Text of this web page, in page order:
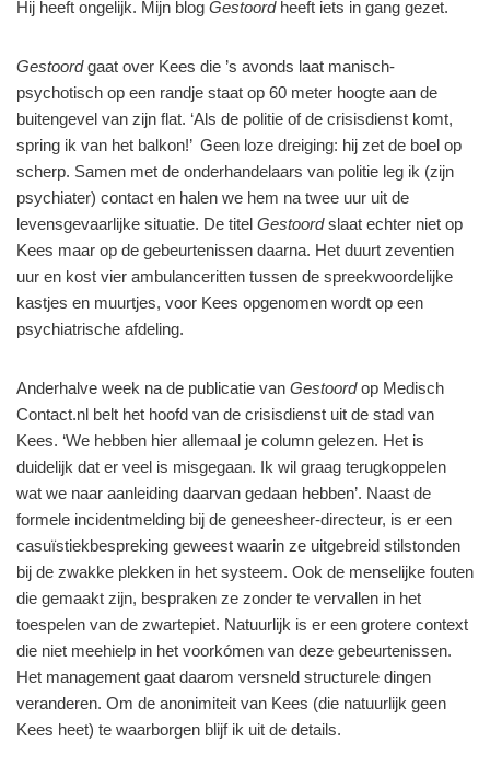
Hij heeft ongelijk. Mijn blog Gestoordheeft iets in gang gezet.
Gestoordgaat over Kees die ’s avonds laat manisch-
psychotisch op een randje staat op 60 meter hoogte aan de
buitengevel van zijn flat. ‘Als de politie of de crisisdienst komt,
spring ik van het balkon!’ Geen loze dreiging: hij zet de boel op
scherp. Samen met de onderhandelaars van politie leg ik (zijn
psychiater) contact en halen we hem na twee uur uit de
levensgevaarlijke situatie. De titel Gestoordslaat echter niet op
Kees maar op de gebeurtenissen daarna. Het duurt zeventien
uur en kost vier ambulanceritten tussen de spreekwoordelijke
kastjes en muurtjes, voor Kees opgenomen wordt op een
psychiatrische afdeling.
Anderhalve week na de publicatie van Gestoordop Medisch
Contact.nl belt het hoofd van de crisisdienst uit de stad van
Kees. ‘We hebben hier allemaal je column gelezen. Het is
duidelijk dat er veel is misgegaan. Ik wil graag terugkoppelen
wat we naar aanleiding daarvan gedaan hebben’. Naast de
formele incidentmelding bij de geneesheer-directeur, is er een
casuïstiekbespreking geweest waarin ze uitgebreid stilstonden
bij de zwakke plekken in het systeem. Ook de menselijke fouten
die gemaakt zijn, bespraken ze zonder te vervallen in het
toespelen van de zwartepiet. Natuurlijk is er een grotere context
die niet meehielp in het voorkómen van deze gebeurtenissen.
Het management gaat daarom versneld structurele dingen
veranderen. Om de anonimiteit van Kees (die natuurlijk geen
Kees heet) te waarborgen blijf ik uit de details.